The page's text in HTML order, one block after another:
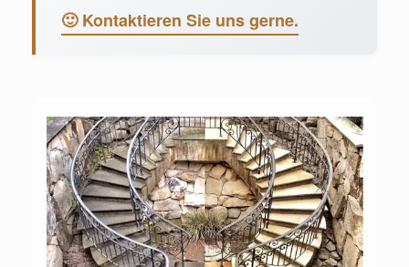
🙂 Kontaktieren Sie uns gerne.